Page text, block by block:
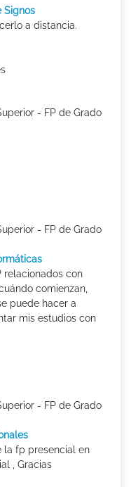
Signos
a distancia.
- FP de Grado
- FP de Grado
relacionados con
comienzan,
puede hacer a
mis estudios con
- FP de Grado
la fp presencial en
, Gracias